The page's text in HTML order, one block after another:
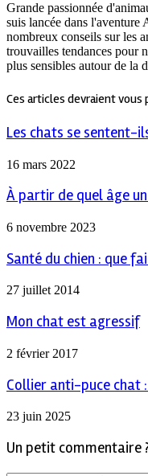
Grande passionnée
suis lancée dans l'aventure
nombreux conseils sur les
trouvailles tendances pour
plus sensibles autour de la
Ces articles devraient vous
Les chats se sentent-
16 mars 2022
À partir de quel âge
6 novembre 2023
Santé du chien : que
27 juillet 2014
Mon chat est agressif
2 février 2017
Collier anti-puce chat
23 juin 2025
Un petit commentaire